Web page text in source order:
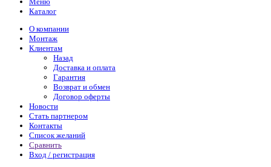
Каталог
О компании
Монтаж
Клиентам
Назад
Доставка и оплата
Гарантия
Возврат и обмен
Договор оферты
Новости
Стать партнером
Контакты
Список желаний
Сравнить
Вход / регистрация